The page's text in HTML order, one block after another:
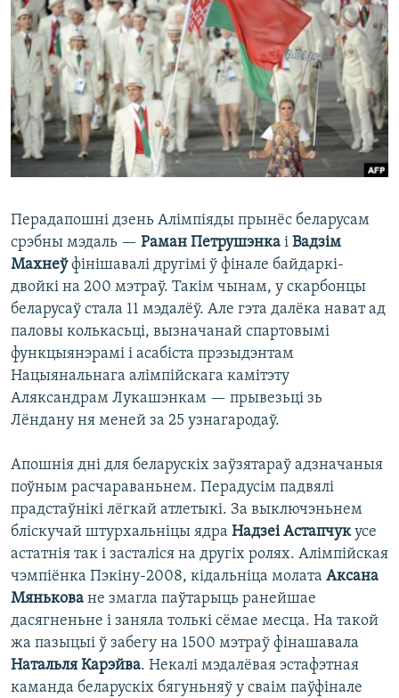
КУЛЬТУРА
КАЛЯНДАР
МОВА
НА ХВАЛЯХ СВАБОДЫ
Перадапошні дзень Алімпіяды прынёс беларусам
срэбны мэдаль — Раман Петрушэнка і Вадзім
Махнеўфінішавалі другімі ў фінале байдаркі-
двойкі на 200 мэтраў. Такім чынам, у скарбонцы
беларусаў стала 11 мэдалёў. Але гэта далёка нават ад
паловы колькасьці, вызначанай спартовымі
функцыянэрамі і асабіста прэзыдэнтам
Нацыянальнага алімпійскага камітэту
Аляксандрам Лукашэнкам — прывезьці зь
Лёндану ня меней за 25 узнагародаў.
Апошнія дні для беларускіх заўзятараў адзначаныя
поўным расчараваньнем. Перадусім падвялі
прадстаўнікі лёгкай атлетыкі. За выключэньнем
бліскучай штурхальніцы ядра Надзеі Астапчукусе
астатнія так і засталіся на другіх ролях. Алімпійская
чэмпіёнка Пэкіну-2008, кідальніца молата Аксана
Мянькова не змагла паўтарыць ранейшае
дасягненьне і заняла толькі сёмае месца. На такой
жа пазыцыі ў забегу на 1500 мэтраў фінашавала
Натальля Карэйва. Некалі мэдалёвая эстафэтная
каманда беларускіх бягуньняў у сваім паўфінале